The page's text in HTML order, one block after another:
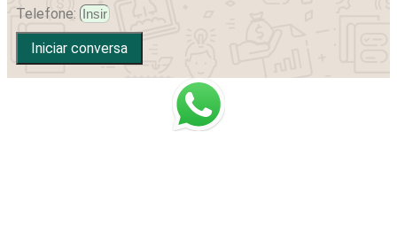
Telefone:
Iniciar conversa